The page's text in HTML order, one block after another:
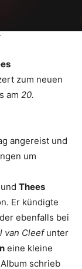
zum neuen
am 20.
angereist und
um
Thees
Er kündigte
ebenfalls bei
van Cleefunter
eine kleine
schrieb